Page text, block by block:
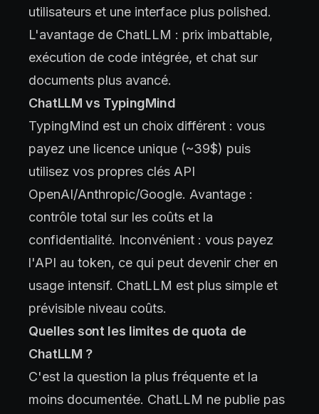
utilisateurs et une interface plus polished.
L'avantage de ChatLLM : prix imbattable,
exécution de code intégrée, et chat sur
documents plus avancé.
ChatLLM vs TypingMind
TypingMind est un choix différent : vous
payez une licence unique (~39$) puis
utilisez vos propres clés API
OpenAI/Anthropic/Google. Avantage :
contrôle total sur les coûts et la
confidentialité. Inconvénient : vous payez
l'API au token, ce qui peut devenir cher en
usage intensif. ChatLLM est plus simple et
prévisible niveau coûts.
Quelles sont les limites de quota de
ChatLLM ?
C'est la question la plus fréquente et la
moins documentée. ChatLLM ne publie pas